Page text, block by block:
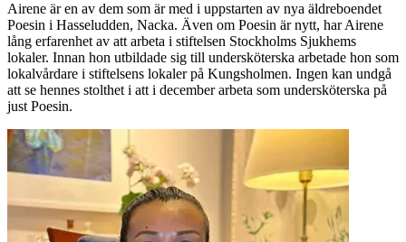
Airene är en av dem som är med i uppstarten av nya äldreboendet
Poesin i Hasseludden, Nacka. Även om Poesin är nytt, har Airene
lång erfarenhet av att arbeta i stiftelsen Stockholms Sjukhems
lokaler. Innan hon utbildade sig till undersköterska arbetade hon som
lokalvårdare i stiftelsens lokaler på Kungsholmen. Ingen kan undgå
att se hennes stolthet i att i december arbeta som undersköterska på
just Poesin.